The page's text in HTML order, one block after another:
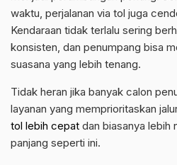
waktu, perjalanan via tol juga
Kendaraan tidak terlalu sering
konsisten, dan penumpang bisa
suasana yang lebih tenang.
Tidak heran jika banyak calon
layanan yang memprioritaskan
tol lebih cepat dan biasanya lebih
panjang seperti ini.